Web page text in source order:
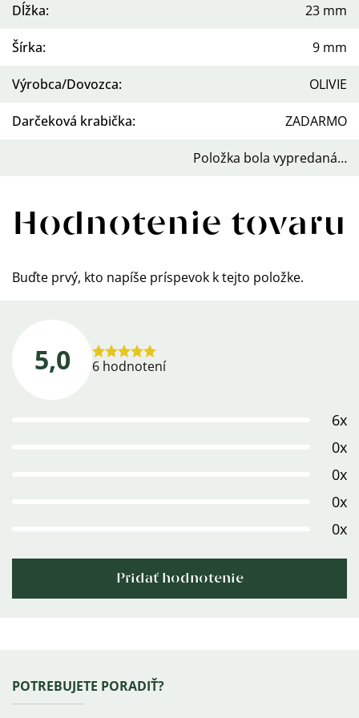
Dĺžka: 23 mm
Šírka: 9 mm
Výrobca/Dovozca: OLIVIE
Darčeková krabička: ZADARMO
Položka bola vypredaná…
Hodnotenie tovaru
Buďte prvý, kto napíše príspevok k tejto položke.
5,0
Priemerné
6 hodnotení
6x
0x
0x
0x
0x
Pridať hodnotenie
Zápätie
POTREBUJETE PORADIŤ?